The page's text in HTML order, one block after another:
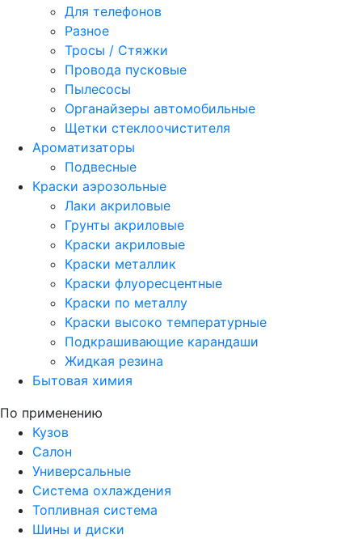
Для телефонов
Разное
Тросы / Стяжки
Провода пусковые
Пылесосы
Органайзеры автомобильные
Щетки стеклоочистителя
Ароматизаторы
Подвесные
Краски аэрозольные
Лаки акриловые
Грунты акриловые
Краски акриловые
Краски металлик
Краски флуоресцентные
Краски по металлу
Краски высоко температурные
Подкрашивающие карандаши
Жидкая резина
Бытовая химия
По применению
Кузов
Салон
Универсальные
Система охлаждения
Топливная система
Шины и диски